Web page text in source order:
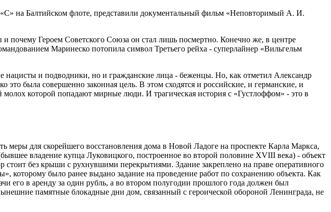
на Балтийском флоте, представили документальный фильм «Неповторимый А. И.
и почему Героем Советского Союза он стал лишь посмертно. Конечно же, в центре
Маринеско потопила символ Третьего рейха - суперлайнер «Вильгельм
нацисты и подводники, но и гражданские лица - беженцы. Но, как отметил Александр
была совершенно законная цель. В этом сходятся и российские, и германские, и
которой попадают мирные люди. И трагическая история с «Густлоффом» - это в
меры для скорейшего восстановления дома в Новой Ладоге на проспекте Карла Маркса,
владение купца Луковицкого, построенное во второй половине XVIII века) - объект
стоит без крыши с рухнувшими перекрытиями. Здание закреплено на праве оперативного
которому было ранее выдано задание на проведение работ по сохранению объекта. Как
его в аренду за один рубль, а во втором полугодии прошлого года должен был
памятные блокадные дни дом, связанный с героической обороной Ленинграда, не